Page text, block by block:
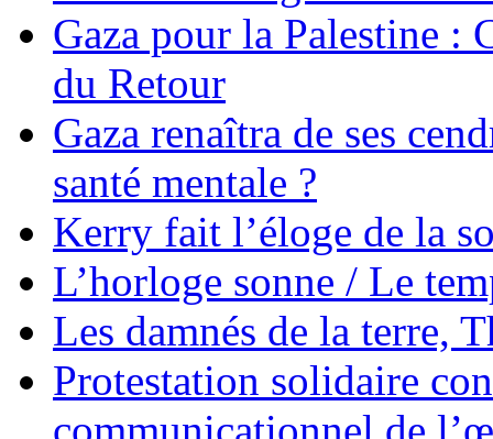
Gaza pour la Palestine :
du Retour
Gaza renaîtra de ses
santé mentale ?
Kerry fait l’éloge de la
L’horloge sonne / Le
Les damnés de la terre,
Protestation solidaire